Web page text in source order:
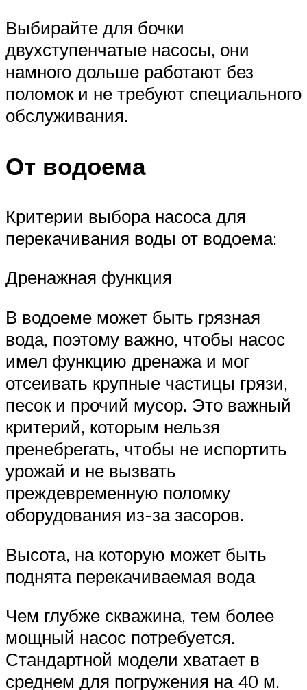
Выбирайте для бочки
двухступенчатые насосы, они
намного дольше работают без
поломок и не требуют специального
обслуживания.
От водоема
Критерии выбора насоса для
перекачивания воды от водоема:
Дренажная функция
В водоеме может быть грязная
вода, поэтому важно, чтобы насос
имел функцию дренажа и мог
отсеивать крупные частицы грязи,
песок и прочий мусор. Это важный
критерий, которым нельзя
пренебрегать, чтобы не испортить
урожай и не вызвать
преждевременную поломку
оборудования из-за засоров.
Высота, на которую может быть
поднята перекачиваемая вода
Чем глубже скважина, тем более
мощный насос потребуется.
Стандартной модели хватает в
среднем для погружения на 40 м.